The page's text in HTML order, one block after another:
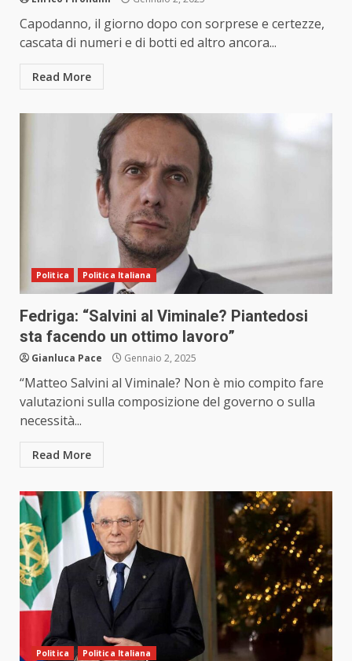
Capodanno, il giorno dopo con sorprese e certezze,
cascata di numeri e di botti ed altro ancora...
Read More
Politica Politica Italiana
Fedriga: “Salvini al Viminale? Piantedosi
sta facendo un ottimo lavoro”
Gianluca Pace Gennaio 2, 2025
“Matteo Salvini al Viminale? Non è mio compito fare
valutazioni sulla composizione del governo o sulla
necessità...
Read More
Politica Politica Italiana